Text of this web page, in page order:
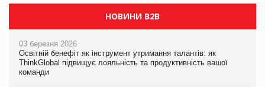
НОВИНИ B2B
03 березня 2026
Освітній бенефіт як інструмент утримання талантів: як
ThinkGlobal підвищує лояльність та продуктивність вашої
команди